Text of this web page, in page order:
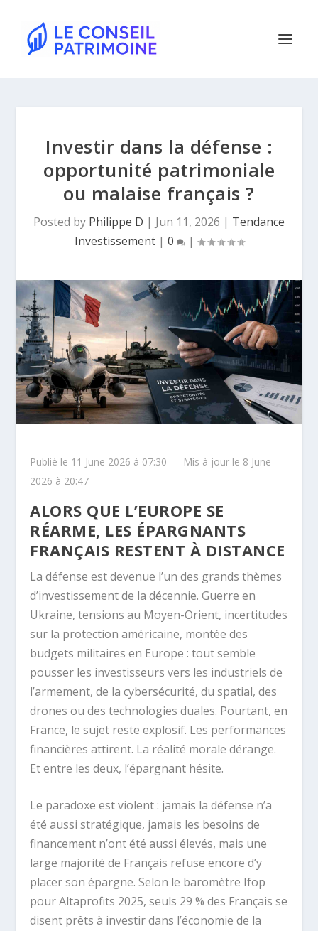
Investir dans la défense :
opportunité patrimoniale
ou malaise français ?
Posted by Philippe D | Jun 11, 2026 | Tendance
Investissement| 0 |
Publié le 11 June 2026 à 07:30 — Mis à jour le 8 June
2026 à 20:47
ALORS QUE L’EUROPE SE
RÉARME, LES ÉPARGNANTS
FRANÇAIS RESTENT À DISTANCE
La défense est devenue l’un des grands thèmes
d’investissement de la décennie. Guerre en
Ukraine, tensions au Moyen-Orient, incertitudes
sur la protection américaine, montée des
budgets militaires en Europe : tout semble
pousser les investisseurs vers les industriels de
l’armement, de la cybersécurité, du spatial, des
drones ou des technologies duales. Pourtant, en
France, le sujet reste explosif. Les performances
financières attirent. La réalité morale dérange.
Et entre les deux, l’épargnant hésite.
Le paradoxe est violent : jamais la défense n’a
été aussi stratégique, jamais les besoins de
financement n’ont été aussi élevés, mais une
large majorité de Français refuse encore d’y
placer son épargne. Selon le baromètre Ifop
pour Altaprofits 2025, seuls 29 % des Français se
disent prêts à investir dans l’économie de la